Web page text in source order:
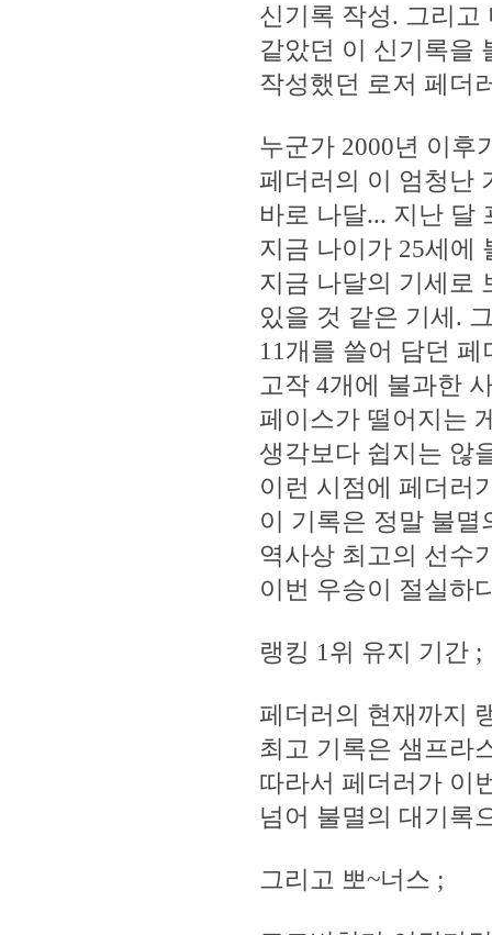
신기록 작성. 그리고
같았던 이 신기록을
작성했던 로저 페더
누군가 2000년 이후
페더러의 이 엄청난
바로 나달... 지난 달
지금 나이가 25세에
지금 나달의 기세로
있을 것 같은 기세.
11개를 쓸어 담던
고작 4개에 불과한
페이스가 떨어지는
생각보다 쉽지는 않
이런 시점에 페더러
이 기록은 정말 불
역사상 최고의 선수
이번 우승이 절실하
랭킹 1위 유지 기간 ;
페더러의 현재까지
최고 기록은 샘프라
따라서 페더러가 이
넘어 불멸의 대기록
그리고 뽀~너스 ;